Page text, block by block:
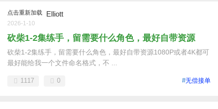
点击重新加载 Elliott
2026-1-10
砍柴1-2集练手，留需要什么角色，最好自带资源
砍柴1-2集练手，留需要什么角色，最好自带资源1080P或者4K都可
最好能给我一个文件命名格式，不 ...
#无偿接单
1117 0